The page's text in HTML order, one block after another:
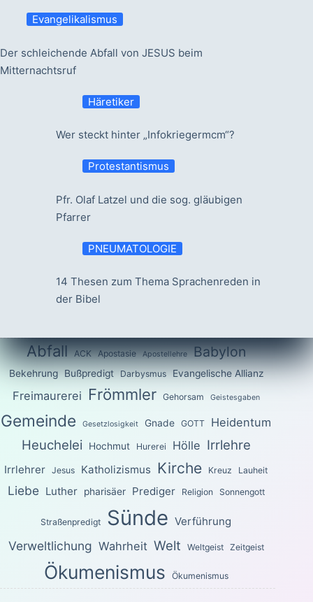
Evangelikalismus
Der schleichende Abfall von JESUS beim
Mitternachtsruf
Häretiker
Wer steckt hinter „Infokriegermcm“?
Protestantismus
Pfr. Olaf Latzel und die sog. gläubigen
Pfarrer
PNEUMATOLOGIE
14 Thesen zum Thema Sprachenreden in
der Bibel
Abfall ACK Apostasie Apostellehre Babylon
Bekehrung Bußpredigt Darbysmus Evangelische Allianz
Freimaurerei Frömmler Gehorsam Geistesgaben
Gemeinde Gesetzlosigkeit Gnade GOTT Heidentum
Heuchelei Hochmut Hurerei Hölle Irrlehre
Irrlehrer Jesus Katholizismus Kirche Kreuz Lauheit
Liebe Luther pharisäer Prediger Religion Sonnengott
Straßenpredigt Sünde Verführung
Verweltlichung Wahrheit Welt Weltgeist Zeitgeist
Ökumenismus Ökumenismus